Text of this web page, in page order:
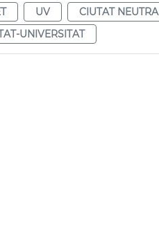
UV CIUTAT NEUTRA
UNIVERSITAT